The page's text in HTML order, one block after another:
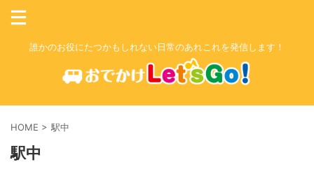
誰かのお役にたつかもしれない日常のあれこれを発信します！
HOME > 駅中
駅中